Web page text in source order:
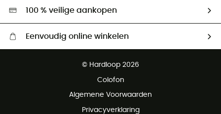
Hardgreen
100 % veilige aankopen
Eenvoudig online winkelen
Gratis retourneren binnen 100 dagen
© Hardloop 2026
Colofon
Algemene Voorwaarden
Privacyverklaring